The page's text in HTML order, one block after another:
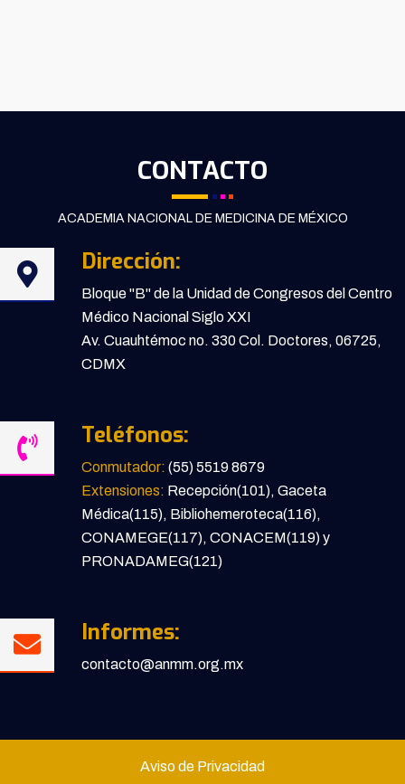
CONTACTO
ACADEMIA NACIONAL DE MEDICINA DE MÉXICO
Dirección:
Bloque "B" de la Unidad de Congresos del Centro
Médico Nacional Siglo XXI
Av. Cuauhtémoc no. 330 Col. Doctores, 06725,
CDMX
Teléfonos:
Conmutador: (55) 5519 8679
Extensiones: Recepción(101), Gaceta
Médica(115), Bibliohemeroteca(116),
CONAMEGE(117), CONACEM(119) y
PRONADAMEG(121)
Informes:
contacto@anmm.org.mx
Aviso de Privacidad